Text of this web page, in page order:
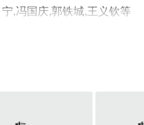
,冯国庆,郭铁城,王义钦等
免费观看高清无删减完
台了解。